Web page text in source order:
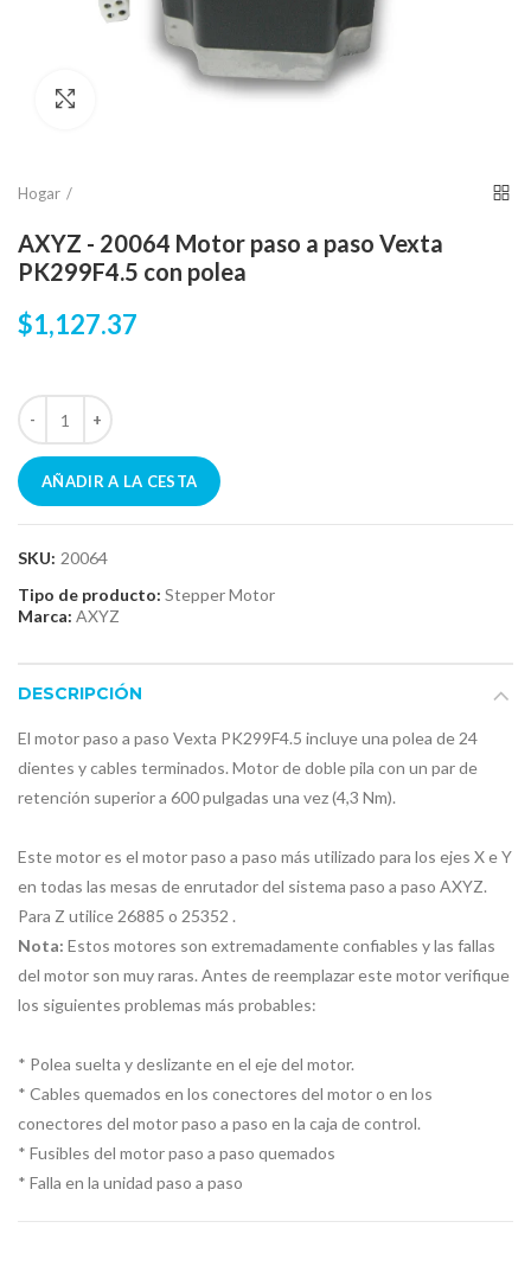
Click para agrandar
Hogar
AXYZ - 20064 Motor paso a paso Vexta
PK299F4.5 con polea
$1,127.37
AÑADIR A LA CESTA
SKU: 20064
Tipo de producto: Stepper Motor
Marca: AXYZ
DESCRIPCIÓN
El motor paso a paso Vexta PK299F4.5 incluye una polea de 24
dientes y cables terminados. Motor de doble pila con un par de
retención superior a 600 pulgadas una vez (4,3 Nm).
Este motor es el motor paso a paso más utilizado para los ejes X e Y
en todas las mesas de enrutador del sistema paso a paso AXYZ.
Para Z utilice 26885 o 25352 .
Nota: Estos motores son extremadamente confiables y las fallas
del motor son muy raras. Antes de reemplazar este motor verifique
los siguientes problemas más probables:
* Polea suelta y deslizante en el eje del motor.
* Cables quemados en los conectores del motor o en los
conectores del motor paso a paso en la caja de control.
* Fusibles del motor paso a paso quemados
* Falla en la unidad paso a paso